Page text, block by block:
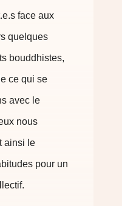
face aux
quelques
bouddhistes,
ce qui se
avec le
nous
ainsi le
pour un